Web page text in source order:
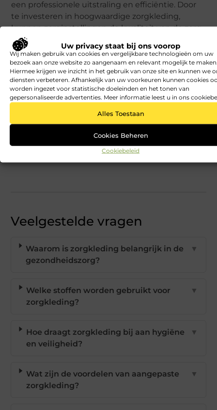
Uw privacy staat bij ons voorop
Wij maken gebruik van cookies en vergelijkbare technologieën om uw
bezoek aan onze website zo aangenaam en relevant mogelijk te
Hiermee krijgen we inzicht in het gebruik van onze site en kunnen we
diensten verbeteren. Afhankelijk van uw voorkeuren kunnen cookies
worden ingezet voor statistische doeleinden en het tonen van
gepersonaliseerde advertenties. Meer informatie leest u in ons
Alles Toestaan
Cookies Beheren
Cookiebeleid
een professionele uitstraling en efficiëntie. Door
te investeren in hoogwaardige zorgkleding,
kunnen zorginstellingen de kwaliteit van de zorg
verbeteren en bijdragen aan het welzijn van hun
personeel. Neem de tijd om te ontdekken welke
opties het beste passen bij uw behoeften en
profiteer van de voordelen die goede zorgkleding
kan bieden.
Bent u klaar om uw zorgkleding naar een hoger
niveau te tillen? Neem contact op met onze
Veelgestelde vragen
Waarom is zorgkleding belangrijk in de
gezondheidszorg?
▼
Welke stoffen worden gebruikt voor
zorgkleding?
▼
Hoe draagt zorgkleding bij aan hygiëne
en veiligheid?
▼
Wat zijn de voordelen van aangepaste
zorgkleding?
▼